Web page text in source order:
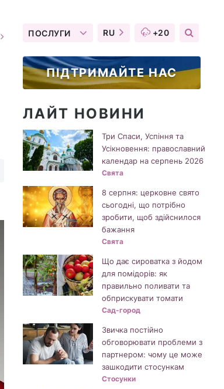
ПОСЛУГИ RU +20
ПІДТРИМАЙТЕ НАС
ЛАЙТ НОВИНИ
Три Спаси, Успіння та
Усікновення: православний
календар на серпень 2026
Свята
8 серпня: церковне свято
сьогодні, що потрібно
зробити, щоб здійснилося
бажання
Свята
Що дає сироватка з йодом
для помідорів: як
правильно поливати та
обприскувати томати
Сад-город
Звичка постійно
обговорювати проблеми з
партнером: чому це може
зашкодити стосункам
Стосунки